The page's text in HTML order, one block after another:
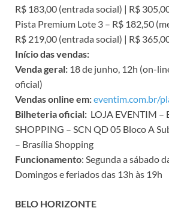
R$ 183,00 (entrada social) | R$
Pista Premium Lote 3 – R$ 182,50
R$ 219,00 (entrada social) | R$
Início das vendas:
Venda geral: 18 de junho, 12h (on-
oficial)
Vendas online em:eventim.com.br/
Bilheteria oficial: LOJA EVENTIM –
SHOPPING – SCN QD 05 Bloco A
– Brasília Shopping
Funcionamento: Segunda a sábado
Domingos e feriados das 13h às 19h
BELO HORIZONTE